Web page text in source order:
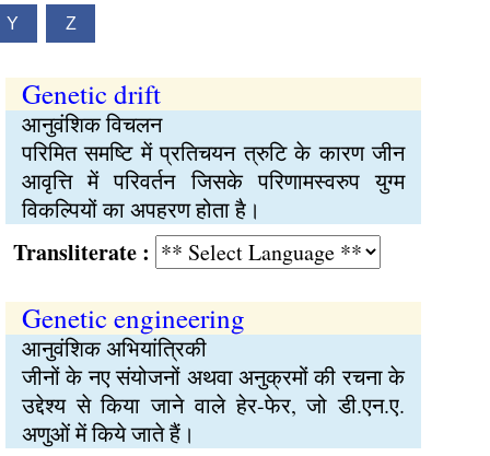
Y Z
Genetic drift
आनुवंशिक विचलन
परिमित समष्टि में प्रतिचयन त्रुटि के कारण जीन
आवृत्ति में परिवर्तन जिसके परिणामस्वरुप युग्म
विकल्पियों का अपहरण होता है।
:
Genetic engineering
आनुवंशिक अभियांत्रिकी
जीनों के नए संयोजनों अथवा अनुक्रमों की रचना के
उद्देश्य से किया जाने वाले हेर-फेर, जो डी.एन.ए.
अणुओं में किये जाते हैं।